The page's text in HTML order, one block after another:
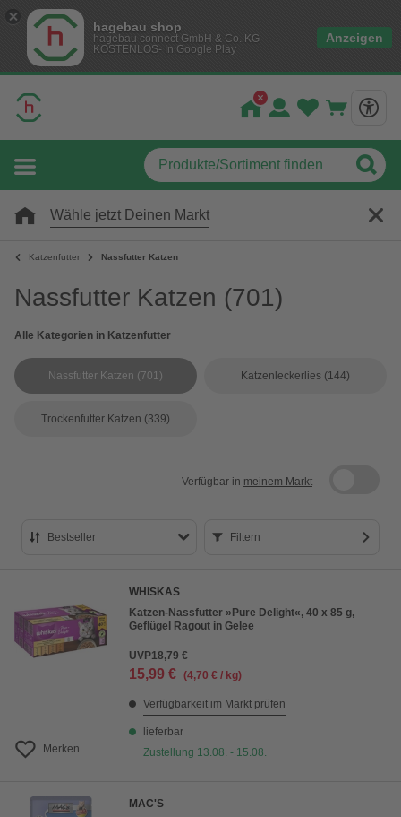
hagebau shop
hagebau connect GmbH & Co. KG
KOSTENLOS- In Google Play
Anzeigen
Wähle jetzt Deinen Markt
Katzenfutter Nassfutter Katzen
Nassfutter Katzen (701)
Alle Kategorien in Katzenfutter
Nassfutter Katzen (701) Katzenleckerlies (144)
Trockenfutter Katzen (339)
Verfügbar in meinem Markt
Bestseller
Preis aufsteigend
Preis absteigend
Filtern
Merken
WHISKAS
Katzen-Nassfutter »Pure Delight«, 40 x 85 g,
Geflügel Ragout in Gelee
UVP18,79 €
15,99 € (4,70 € / kg)
Verfügbarkeit im Markt prüfen
lieferbar
Zustellung 13.08. - 15.08.
MAC'S